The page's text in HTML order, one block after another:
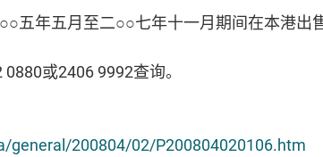
○○五年五月至二○○七年十一月期间在本港出
0880或2406 9992查询。
200804/02/P200804020106.htm